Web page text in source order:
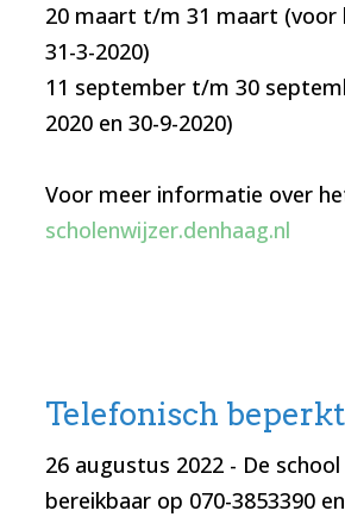
20 maart t/m 31 maart (voor
31-3-2020)
11 september t/m 30
2020 en 30-9-2020)
Voor meer informatie over
scholenwijzer.denhaag.nl
Telefonisch
26 augustus 2022- De
bereikbaar op 070-3853390